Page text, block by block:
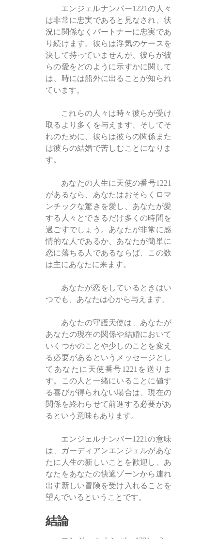
エンジェルナンバー1221の人々
は非常に忠実であると見なされ、状
況に関係なくパートナーに忠実であ
り続けます。彼らは浮気のケースを
決して持っていませんが、彼らが彼
らの愛をどのように示すかに関して
は、時には船外に出ることが知られ
ています。
これらの人々は時々彼らが受け
取るより多くを与えます、そしてそ
れのために、彼らは彼らの関係また
は彼らの結婚で苦しむことになりま
す。
あなたの人生に天使の番号1221
があるなら、あなたはおそらくロマ
ンチックな驚きを愛し、あなたが愛
する人々とできるだけ多くの時間を
過ごすでしょう。あなたが非常に感
情的な人であるか、あなたが簡単に
恋に落ちる人であるならば、この数
は主にあなたに来ます。
あなたが恋をしているときはい
つでも、あなたは心から与えます。
あなたの守護天使は、あなたが
あなたの現在の関係や結婚において
いくつかのことや少しのことを変え
る必要があるというメッセージとし
てあなたに天使番号1221を送りま
す。この人と一緒にいることに値す
る喜びが得られない場合は、現在の
関係を終わらせて前進する必要があ
るという意味もあります。
エンジェルナンバー1221の意味
は、ガーディアンエンジェルがあな
たに人生の新しいことを歓迎し、あ
なたをあなたの快適ゾーンから連れ
出す新しい冒険を受け入れることを
望んでいるということです。
結論